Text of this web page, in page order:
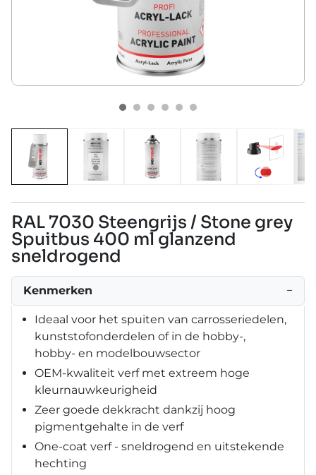
RAL 7030 Steengrijs / Stone grey
Spuitbus 400 ml glanzend
sneldrogend
Kenmerken −
Ideaal voor het spuiten van carrosseriedelen,
kunststofonderdelen of in de hobby-,
hobby- en modelbouwsector
OEM-kwaliteit verf met extreem hoge
kleurnauwkeurigheid
Zeer goede dekkracht dankzij hoog
pigmentgehalte in de verf
One-coat verf - sneldrogend en uitstekende
hechting